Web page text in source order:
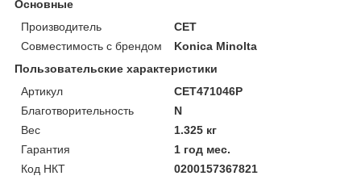
Основные
Производитель
CET
Совместимость с брендом
Konica Minolta
Пользовательские характеристики
Артикул
CET471046P
Благотворительность
N
Вес
1.325 кг
Гарантия
1 год мес.
Код НКТ
0200157367821